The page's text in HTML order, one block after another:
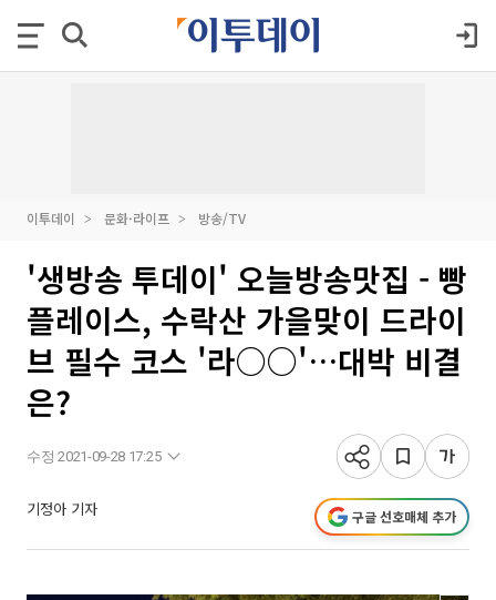
이투데이 문화·라이프 방송/TV
'생방송 투데이' 오늘방송맛집 - 빵
플레이스, 수락산 가을맞이 드라이
브 필수 코스 '라○○'…대박 비결
은?
수정 2021-09-28 17:25
기정아 기자 구글 선호매체 추가